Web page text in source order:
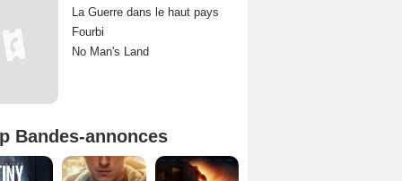
La Guerre dans le haut pays
Fourbi
No Man's Land
Bandes-annonces
Mutiny Bande-annonce VO STFR Spider-Man: Brand New Day Bande-annonce VO STFR